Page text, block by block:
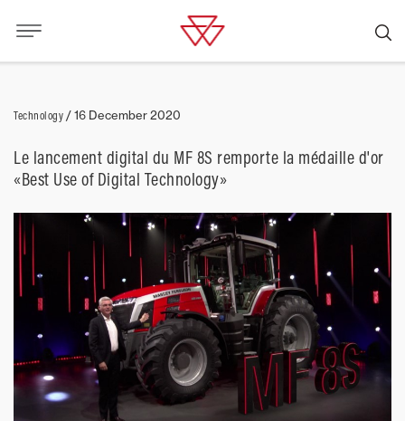
Technology /16 December 2020
Le lancement digital du MF 8S remporte la médaille d'or
«Best Use of Digital Technology»